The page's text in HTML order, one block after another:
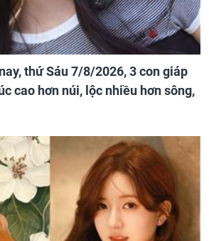
thứ Sáu 7/8/2026, 3 con giáp
cao hơn núi, lộc nhiều hơn sông,